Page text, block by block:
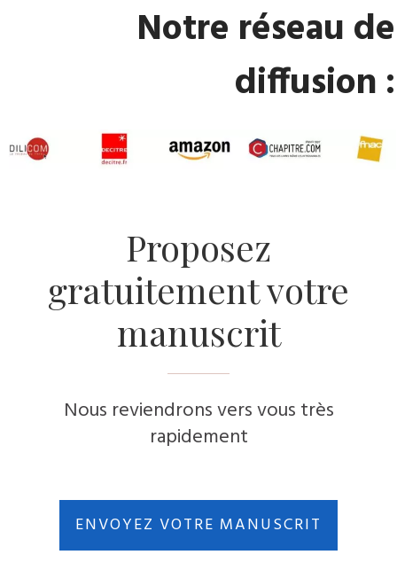
Notre réseau de
diffusion :
Proposez
gratuitement votre
manuscrit
Nous reviendrons vers vous très
rapidement
ENVOYEZ VOTRE MANUSCRIT